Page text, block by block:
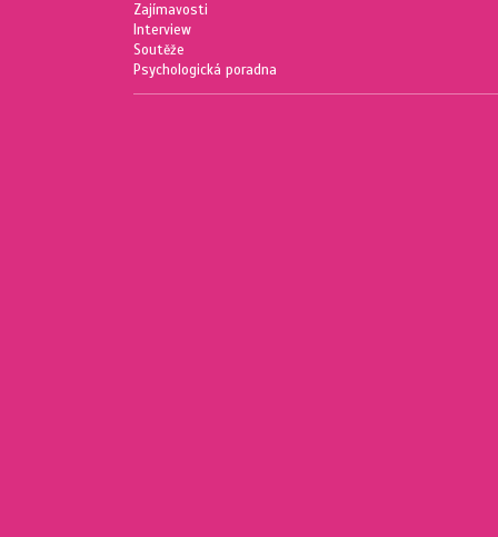
Zajímavosti
Interview
Soutěže
Psychologická poradna